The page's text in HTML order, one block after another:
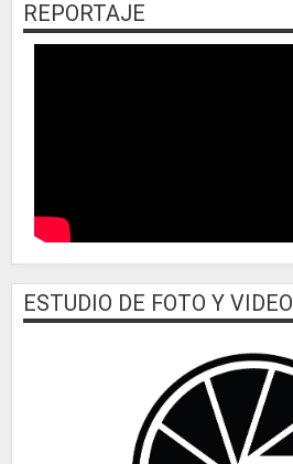
REPORTAJE
ESTUDIO DE FOTO Y VIDEO